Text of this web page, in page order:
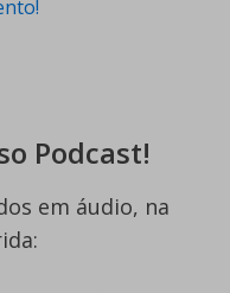
Podcast!
em áudio, na